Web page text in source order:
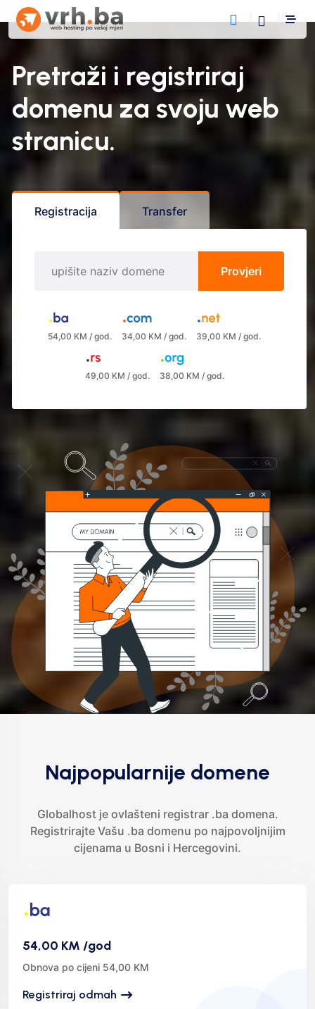
Pretraži i registriraj
domenuza svoju web
stranicu.
Registracija Transfer
Provjeri
54,00 KM / god. 34,00 KM / god. 39,00 KM / god.
49,00 KM / god. 38,00 KM / god.
Najpopularnije domene
Globalhost je ovlašteni registrar .ba domena.
Registrirajte Vašu .ba domenu po najpovoljnijim
cijenama u Bosni i Hercegovini.
54,00 KM /god
Obnova po cijeni 54,00 KM
Registriraj odmah